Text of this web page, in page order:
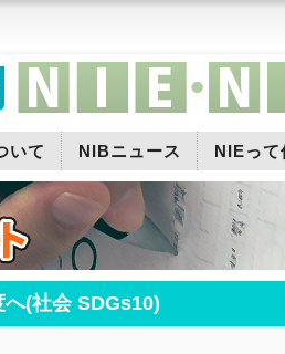
いて NIBニュース NIEって
(社会 SDGs10)